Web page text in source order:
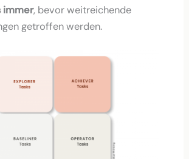
immer, bevor weitreichende
getroffen werden.